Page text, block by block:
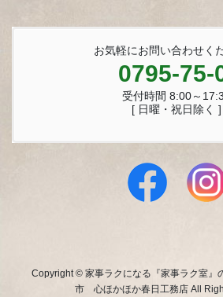
お気軽にお問い合わせく
0795-75-
受付時間 8:00～
[ 日曜・祝日除く ]
Copyright © 家事ラクになる『家事ラク室
市 心ほかほか春日工務店 All